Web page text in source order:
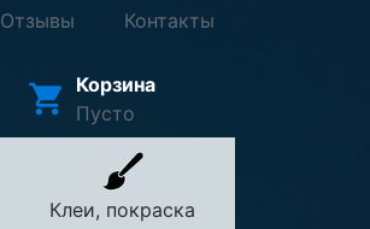
Отзывы Контакты
Корзина
Пусто
Клеи, покраска